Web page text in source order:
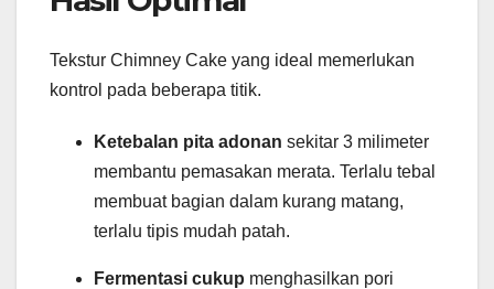
Tekstur Chimney Cake yang ideal memerlukan
kontrol pada beberapa titik.
Ketebalan pita adonan sekitar 3 milimeter
membantu pemasakan merata. Terlalu tebal
membuat bagian dalam kurang matang,
terlalu tipis mudah patah.
Fermentasi cukup menghasilkan pori